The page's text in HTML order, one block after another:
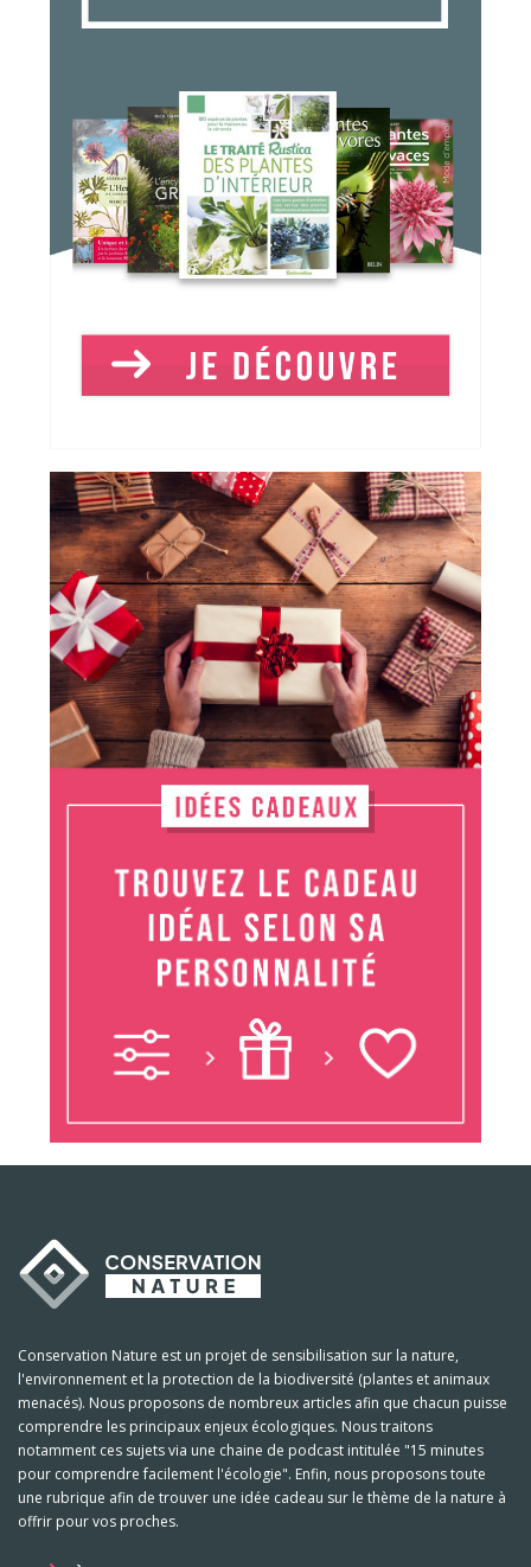
Conservation Nature est un projet de sensibilisation sur la nature,
l'environnement et la protection de la biodiversité (plantes et animaux
menacés). Nous proposons de nombreux articles afin que chacun puisse
comprendre les principaux enjeux écologiques. Nous traitons
notamment ces sujets via une chaine de podcast intitulée "15 minutes
pour comprendre facilement l'écologie". Enfin, nous proposons toute
une rubrique afin de trouver une idée cadeau sur le thème de la nature à
offrir pour vos proches.